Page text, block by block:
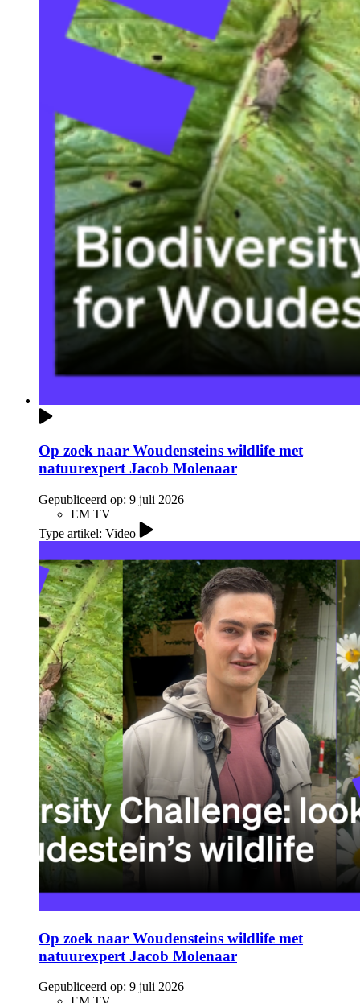
Op zoek naar Woudensteins wildlife met
natuurexpert Jacob Molenaar
Gepubliceerd op: 9 juli 2026
EM TV
Type artikel: Video
Op zoek naar Woudensteins wildlife met
natuurexpert Jacob Molenaar
Gepubliceerd op: 9 juli 2026